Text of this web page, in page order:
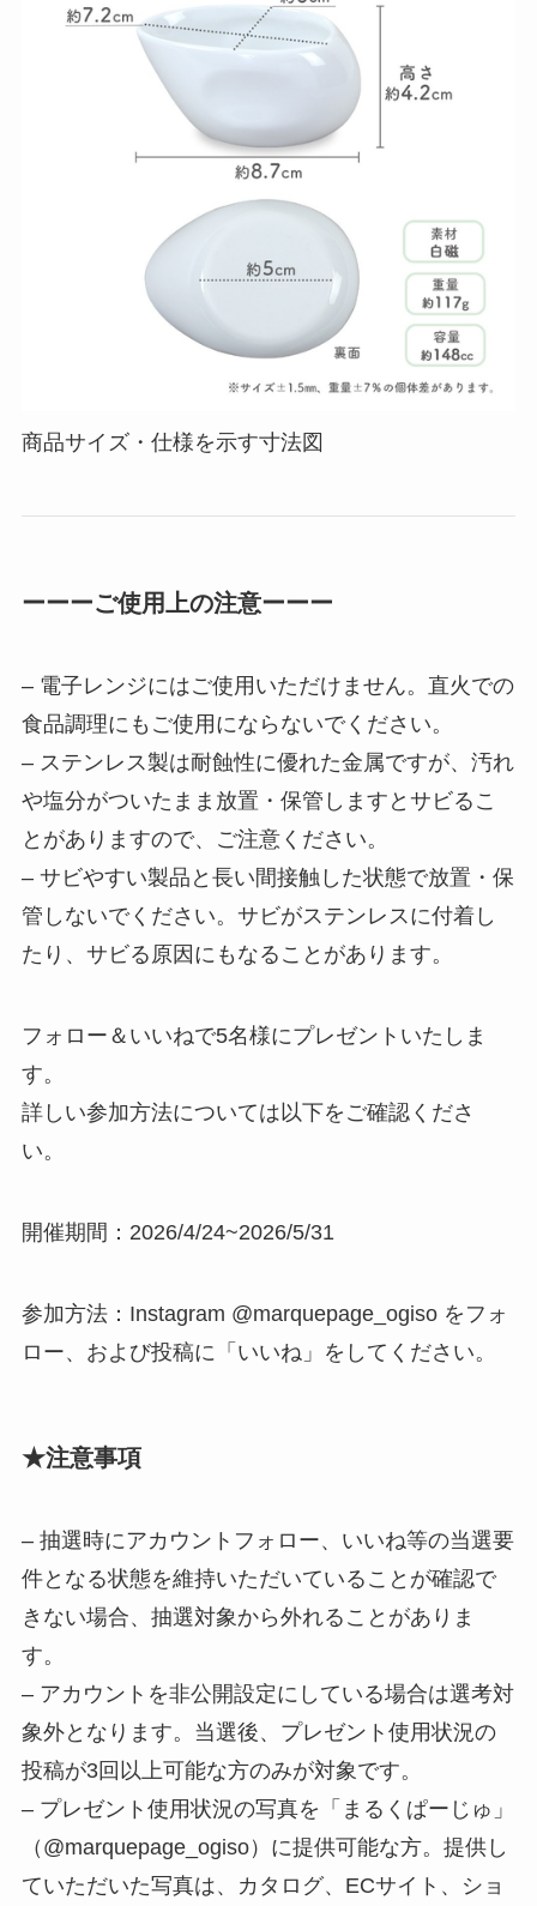
商品サイズ・仕様を示す寸法図
ーーーご使用上の注意ーーー
– 電子レンジにはご使用いただけません。直火での
食品調理にもご使用にならないでください。
– ステンレス製は耐蝕性に優れた金属ですが、汚れ
や塩分がついたまま放置・保管しますとサビるこ
とがありますので、ご注意ください。
– サビやすい製品と長い間接触した状態で放置・保
管しないでください。サビがステンレスに付着し
たり、サビる原因にもなることがあります。
フォロー＆いいねで5名様にプレゼントいたしま
す。
詳しい参加方法については以下をご確認くださ
い。
開催期間：2026/4/24~2026/5/31
参加方法：Instagram @marquepage_ogiso をフォ
ロー、および投稿に「いいね」をしてください。
★注意事項
– 抽選時にアカウントフォロー、いいね等の当選要
件となる状態を維持いただいていることが確認で
きない場合、抽選対象から外れることがありま
す。
– アカウントを非公開設定にしている場合は選考対
象外となります。当選後、プレゼント使用状況の
投稿が3回以上可能な方のみが対象です。
– プレゼント使用状況の写真を「まるくぱーじゅ」
（@marquepage_ogiso）に提供可能な方。提供し
ていただいた写真は、カタログ、ECサイト、ショ